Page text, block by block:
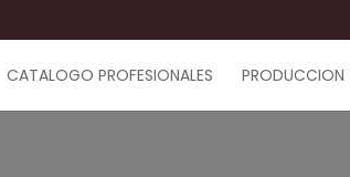
CATALOGO PROFESIONALES PRODUCCION